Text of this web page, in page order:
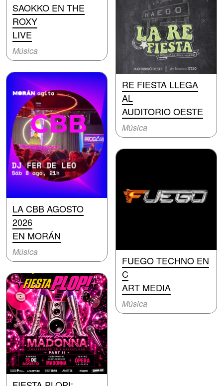
SAOKKO EN THE
ROXY
LIVE
Música
LA CBB AGOSTO
2026
EN MORÁN
Música
RE FIESTA LLEGA
AL
AUDITORIO OESTE
Música
FUEGO TECHNO EN
C
ART MEDIA
Música